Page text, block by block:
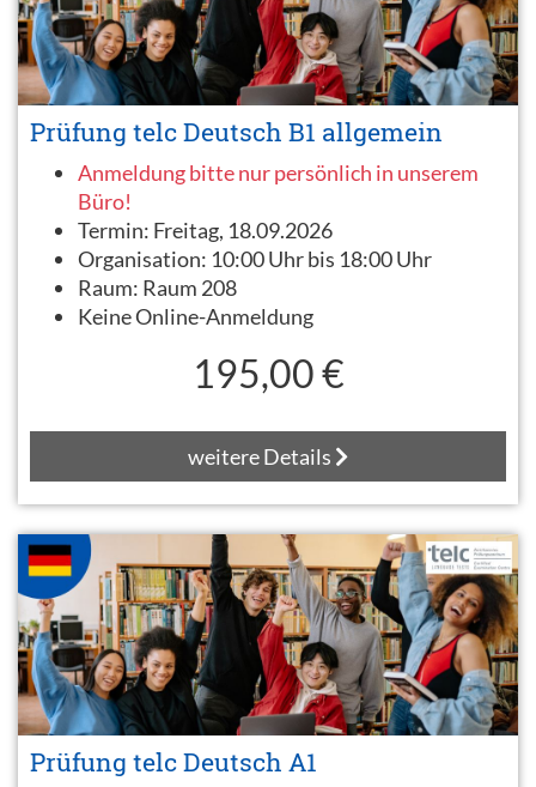
Prüfung telc Deutsch B1 allgemein
Anmeldung bitte nur persönlich in unserem
Büro!
Termin: Freitag, 18.09.2026
Organisation: 10:00 Uhr bis 18:00 Uhr
Raum: Raum 208
Keine Online-Anmeldung
195,00 €
weitere Details
Prüfung telc Deutsch A1